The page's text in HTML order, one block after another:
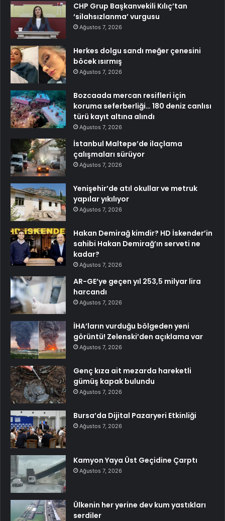
CHP Grup Başkanvekili Kılıç’tan
‘silahsızlanma’ vurgusu
Ağustos 7, 2026
Herkes dolgu sandı meğer çenesini
böcek ısırmış
Ağustos 7, 2026
Bozcaada mercan resifleri için
koruma seferberliği… 180 deniz canlısı
türü kayıt altına alındı
Ağustos 7, 2026
İstanbul Maltepe’de ilaçlama
çalışmaları sürüyor
Ağustos 7, 2026
Yenişehir’de atıl okullar ve metruk
yapılar yıkılıyor
Ağustos 7, 2026
Hakan Demirağ kimdir? HD İskender’in
sahibi Hakan Demirağ’ın serveti ne
kadar?
Ağustos 7, 2026
AR-GE’ye geçen yıl 253,5 milyar lira
harcandı
Ağustos 7, 2026
İHA’ların vurduğu bölgeden yeni
görüntü! Zelenski’den açıklama var
Ağustos 7, 2026
Genç kıza ait mezarda hareketli
gümüş kapak bulundu
Ağustos 7, 2026
Bursa’da Dijital Pazaryeri Etkinliği
Ağustos 7, 2026
Kamyon Yaya Üst Geçidine Çarptı
Ağustos 7, 2026
Ülkenin her yerine dev kum yastıkları
serdiler